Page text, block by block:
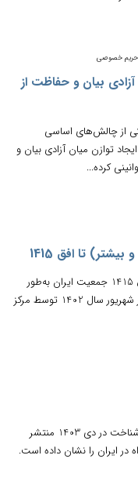
آزادی بیان و حفاظت از
از چالش‌های اساسی
توازن میان آزادی بیان و
کرده...
در اطلاع‌نگاشت زیر پیش‌بینی‌شده است که تا سال 1415 جمعیت ایران به‌طور
مداوم در حال سالمند شدن خواهد بود. این آمار در شهریور سال 1402 توسط مرکز
داده‌نگار زیر را مرکز تحقیقات اجتماعی و داده‌کاوی شناخت در دی 1403 منتشر
در ایران را نشان داده است.